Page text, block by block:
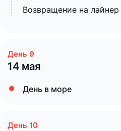
Возвращение на лайнер
14 мая
День в море